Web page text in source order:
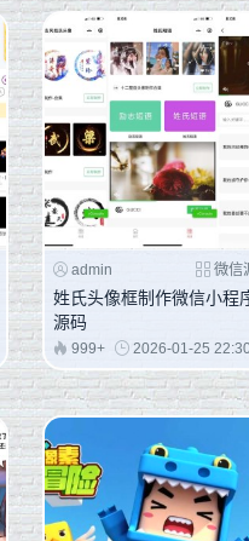
admin 微信
姓氏头像框制作微信小程
源码
999+ 2026-01-25